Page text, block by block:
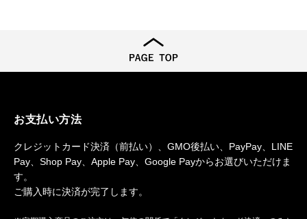
お支払い方法
クレジットカード決済（前払い）、GMO後払い、PayPay、LINE
Pay、Shop Pay、Apple Pay、Google Payからお選びいただけま
す。
ご購入時に決済が完了します。